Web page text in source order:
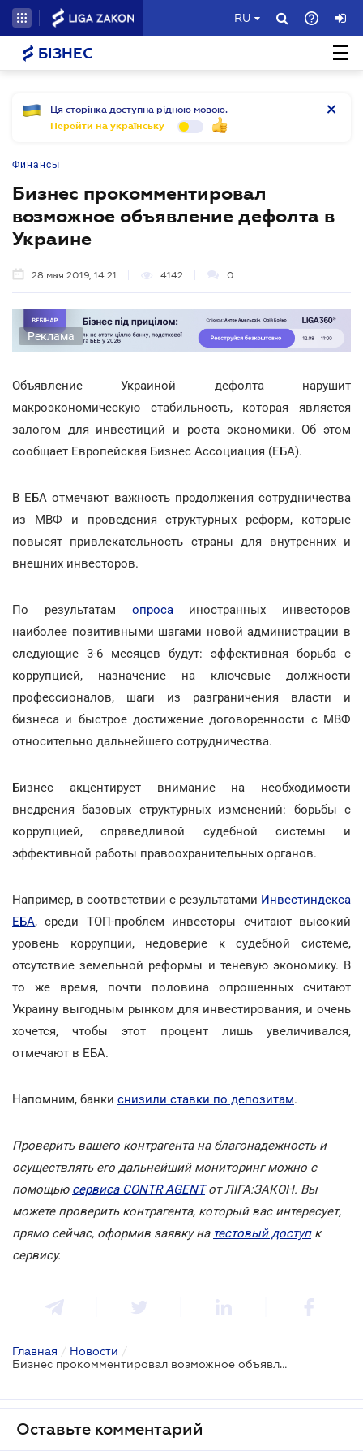
RU
БІЗНЕС
Ця сторінка доступна рідною мовою.
Перейти на українську
Финансы
Бизнес прокомментировал
возможное объявление дефолта в
Украине
28 мая 2019, 14:21 4142 0
Реклама
Объявление Украиной дефолта нарушит
макроэкономическую стабильность, которая является
залогом для инвестиций и роста экономики. Об этом
сообщает Европейская Бизнес Ассоциация (ЕБА).
В ЕБА отмечают важность продолжения сотрудничества
из МВФ и проведения структурных реформ, которые
повысят привлекательность страны для внутренних и
внешних инвесторов.
По результатам опросаиностранных инвесторов
наиболее позитивными шагами новой администрации в
следующие 3-6 месяцев будут: эффективная борьба с
коррупцией, назначение на ключевые должности
профессионалов, шаги из разграничения власти и
бизнеса и быстрое достижение договоренности с МВФ
относительно дальнейшего сотрудничества.
Бизнес акцентирует внимание на необходимости
внедрения базовых структурных изменений: борьбы с
коррупцией, справедливой судебной системы и
эффективной работы правоохранительных органов.
Например, в соответствии с результатами Инвестиндекса
ЕБА, среди ТОП-проблем инвесторы считают высокий
уровень коррупции, недоверие к судебной системе,
отсутствие земельной реформы и теневую экономику. В
то же время, почти половина опрошенных считают
Украину выгодным рынком для инвестирования, и очень
хочется, чтобы этот процент лишь увеличивался,
отмечают в ЕБА.
Напомним, банки снизили ставки по депозитам.
Проверить вашего контрагента на благонадежность и
осуществлять его дальнейший мониторинг можно с
помощью сервиса CONTR AGENTот ЛІГА:ЗАКОН. Вы
можете проверить контрагента, который вас интересует,
прямо сейчас, оформив заявку на тестовый доступк
сервису.
Главная / Новости /
Бизнес прокомментировал возможное объявление дефолта в Украине
Оставьте комментарий